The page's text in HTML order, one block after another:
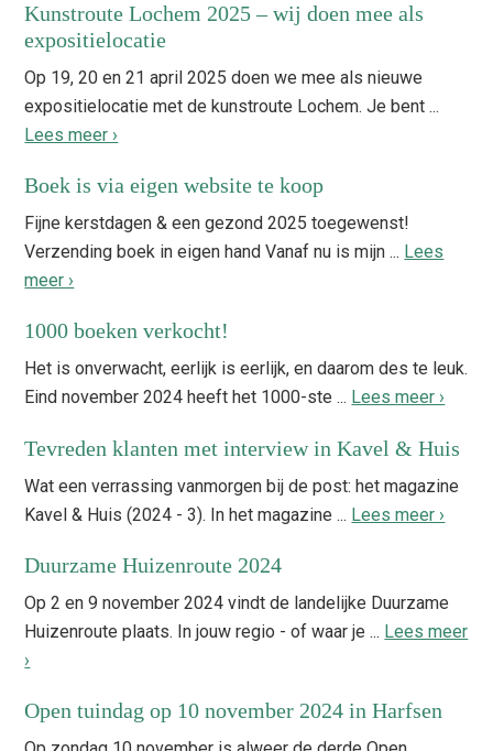
Kunstroute Lochem 2025 – wij doen mee als
expositielocatie
Op 19, 20 en 21 april 2025 doen we mee als nieuwe
expositielocatie met de kunstroute Lochem. Je bent ...
Lees meer ›
Boek is via eigen website te koop
Fijne kerstdagen & een gezond 2025 toegewenst!
Verzending boek in eigen hand Vanaf nu is mijn ... Lees
meer ›
1000 boeken verkocht!
Het is onverwacht, eerlijk is eerlijk, en daarom des te leuk.
Eind november 2024 heeft het 1000-ste ... Lees meer ›
Tevreden klanten met interview in Kavel & Huis
Wat een verrassing vanmorgen bij de post: het magazine
Kavel & Huis (2024 - 3). In het magazine ... Lees meer ›
Duurzame Huizenroute 2024
Op 2 en 9 november 2024 vindt de landelijke Duurzame
Huizenroute plaats. In jouw regio - of waar je ... Lees meer
›
Open tuindag op 10 november 2024 in Harfsen